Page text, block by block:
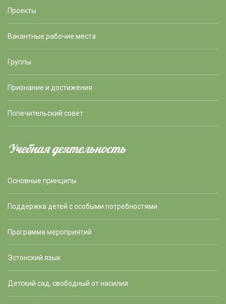
Проекты
Вакантные рабочие места
Группы
Признание и достижения
Попечительский совет
Учебная деятельность
Основные принципы
Поддержка детей с особыми потребностями
Программа мероприятий
Эстонский язык
Детский сад, свободный от насилия